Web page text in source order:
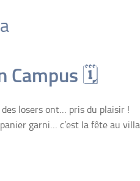
Campus 🗓
losers ont… pris du plaisir !
garni… c’est la fête au